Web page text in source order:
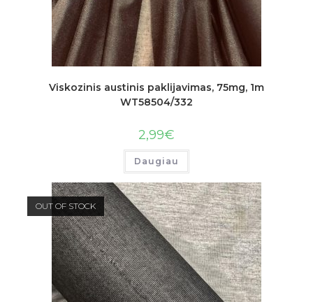
Viskozinis austinis paklijavimas, 75mg, 1m
WT58504/332
2,99€
Daugiau
OUT OF STOCK